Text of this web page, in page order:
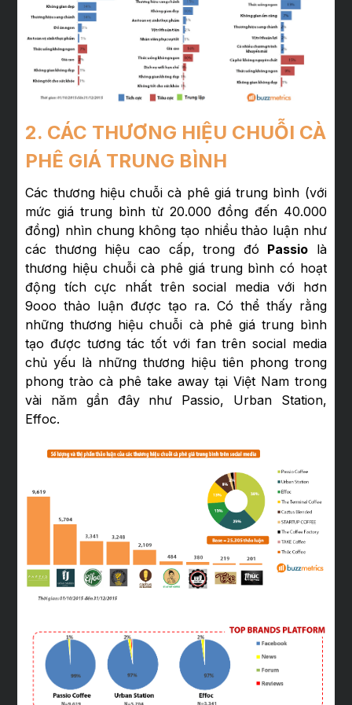
2. CÁC THƯƠNG HIỆU CHUỖI CÀ
PHÊ GIÁ TRUNG BÌNH
Các thương hiệu chuỗi cà phê giá trung bình (với
mức giá trung bình từ 20.000 đồng đến 40.000
đồng) nhìn chung không tạo nhiều thảo luận như
các thương hiệu cao cấp, trong đó Passio là
thương hiệu chuỗi cà phê giá trung bình có hoạt
động tích cực nhất trên social media với hơn
9ooo thảo luận được tạo ra. Có thể thấy rằng
những thương hiệu chuỗi cà phê giá trung bình
tạo được tương tác tốt với fan trên social media
chủ yếu là những thương hiệu tiên phong trong
phong trào cà phê take away tại Việt Nam trong
vài năm gần đây như Passio, Urban Station,
Effoc.